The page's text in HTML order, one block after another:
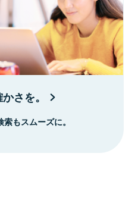
さを。
もスムーズに。